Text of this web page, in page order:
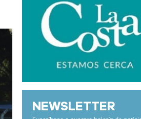
NEWSLETTER